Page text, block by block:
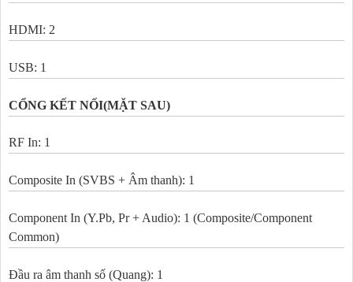
HDMI: 2
USB: 1
CỔNG KẾT NỐI(MẶT SAU)
RF In: 1
Composite In (SVBS + Âm thanh): 1
Component In (Y.Pb, Pr + Audio): 1 (Composite/Component
Common)
Đầu ra âm thanh số (Quang): 1